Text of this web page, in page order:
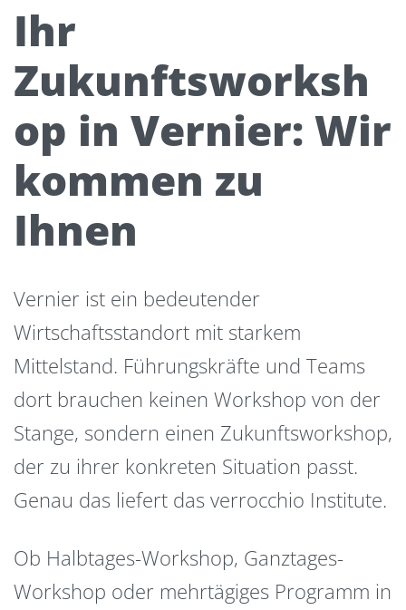
Ihr
Zukunftsworksh
op in Vernier: Wir
kommen zu
Ihnen
Vernier ist ein bedeutender
Wirtschaftsstandort mit starkem
Mittelstand. Führungskräfte und Teams
dort brauchen keinen Workshop von der
Stange, sondern einen Zukunftsworkshop,
der zu ihrer konkreten Situation passt.
Genau das liefert das verrocchio Institute.
Ob Halbtages-Workshop, Ganztages-
Workshop oder mehrtägiges Programm in